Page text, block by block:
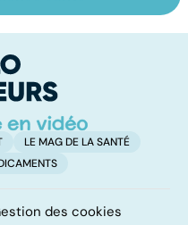
infections
LE MAG DE LA SANTÉ
des cookies